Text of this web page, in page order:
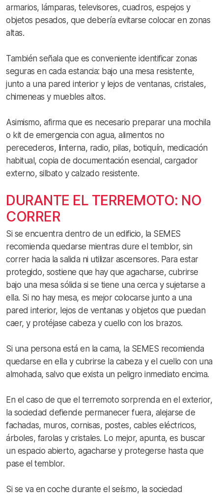
armarios, lámparas, televisores, cuadros, espejos y
objetos pesados, que debería evitarse colocar en zonas
altas.
También señala que es conveniente identificar zonas
seguras en cada estancia: bajo una mesa resistente,
junto a una pared interior y lejos de ventanas, cristales,
chimeneas y muebles altos.
Asimismo, afirma que es necesario preparar una mochila
o kit de emergencia con agua, alimentos no
perecederos, linterna, radio, pilas, botiquín, medicación
habitual, copia de documentación esencial, cargador
externo, silbato y calzado resistente.
DURANTE EL TERREMOTO: NO
CORRER
Si se encuentra dentro de un edificio, la SEMES
recomienda quedarse mientras dure el temblor, sin
correr hacia la salida ni utilizar ascensores. Para estar
protegido, sostiene que hay que agacharse, cubrirse
bajo una mesa sólida si se tiene una cerca y sujetarse a
ella. Si no hay mesa, es mejor colocarse junto a una
pared interior, lejos de ventanas y objetos que puedan
caer, y protéjase cabeza y cuello con los brazos.
Si una persona está en la cama, la SEMES recomienda
quedarse en ella y cubrirse la cabeza y el cuello con una
almohada, salvo que exista un peligro inmediato encima.
En el caso de que el terremoto sorprenda en el exterior,
la sociedad defiende permanecer fuera, alejarse de
fachadas, muros, cornisas, postes, cables eléctricos,
árboles, farolas y cristales. Lo mejor, apunta, es buscar
un espacio abierto, agacharse y protegerse hasta que
pase el temblor.
Si se va en coche durante el seísmo, la sociedad